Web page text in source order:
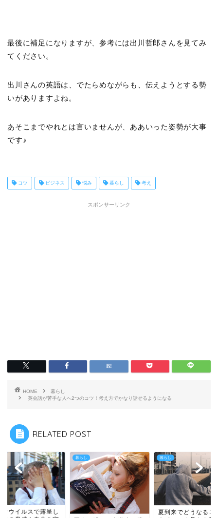
最後に補足になりますが、参考には出川哲郎さんを見てみ
てください。
出川さんの英語は、でたらめながらも、伝えようとする勢
いがありますよね。
あそこまでやれとは言いませんが、ああいった姿勢が大事
です♪
コツ ビジネス 悩み 暮らし 考え
スポンサーリンク
HOME
暮らし
英会話が苦手な人へ2つのコツ！考え方でかなり話せるようになる
RELATED POST
暮らし
夏到来でどうなるコロナ
暮らし
コロナウイルスで